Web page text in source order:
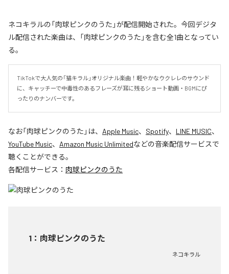
ネコキラルの「肉球ピンクのうた」が配信開始された。今回デジタ
ル配信された楽曲は、「肉球ピンクのうた」を含む全1曲となってい
る。
TikTokで大人気の「猫キラル」オリジナル楽曲！軽やかなウクレレのサウンド
に、キャッチーで中毒性のあるフレーズが耳に残るショート動画・BGMにぴ
ったりのナンバーです。
なお「肉球ピンクのうた 」は、 Apple Music、 Spotify、 LINE MUSIC、
YouTube Music、 Amazon Music Unlimitedなどの音楽配信サービスで
聴くことができる。
各配信サービス： 肉球ピンクのうた
1 ： 肉球ピンクのうた
ネコキラル